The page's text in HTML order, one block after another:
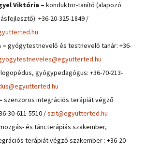
Viktória – konduktor-tanító (alapozó
+36-20-325-1849 /
– gyógytestnevelő és testnevelő tanár: +36-
gyógypedagógus: +36-70-213-
szenzoros integrációs terápiát végző
30-611-5510 /szit@egyutterted.hu
és táncterápiás szakember,
terápiát végző szakember : +36-20-